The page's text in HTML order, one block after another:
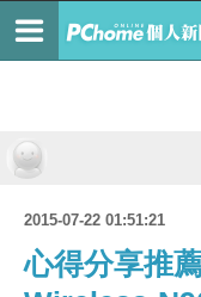
2015-07-22 01:51:21
心得分享推